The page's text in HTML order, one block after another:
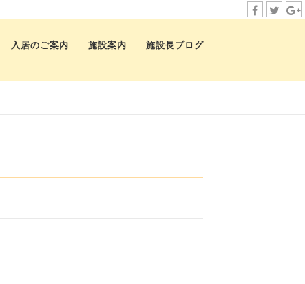
e
t
t
入居のご案内 施設案内 施設長ブログ